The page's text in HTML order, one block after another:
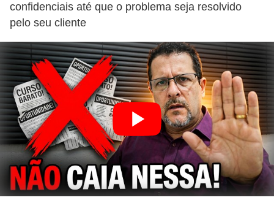
confidenciais até que o problema seja resolvido
pelo seu cliente